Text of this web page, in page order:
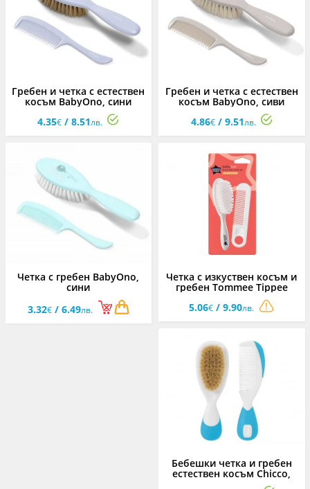
Гребен и четка с естествен
косъм BabyOno, сини
4.35€ / 8.51лв.
Гребен и четка с естествен
косъм BabyOno, сиви
4.86€/ 9.51лв.
Четка с гребен BabyOno,
сини
3.32€/ 6.49лв.
Четка с изкуствен косъм и
гребен Tommee Tippee
5.06€ / 9.90лв.
Бебешки четка и гребен
естествен косъм Chicco,